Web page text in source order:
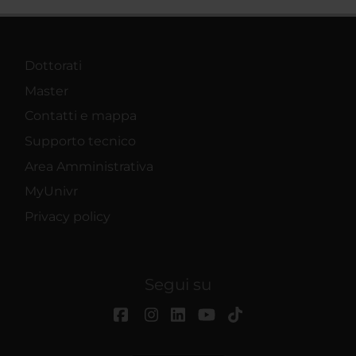
Dottorati
Master
Contatti e mappa
Supporto tecnico
Area Amministrativa
MyUnivr
Privacy policy
Segui su